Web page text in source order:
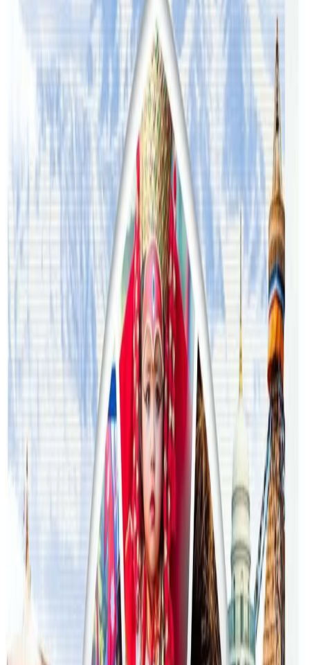
सम्बन्धित समाचार
अष्ट्रेलियामा नर्सको तलब पाँचौं पटक वृद्धि
२०२६ अगस्ट ३
अस्ट्रेलियामा विवाह घट्यो, बढ्यो सम्बन्धविच्छेद
थापाथलीबाट अष्ट्रेलियाका घरको डिजाइन
२०२६ जुलाई २७
अष्ट्रेलियामा मन्त्रालयका कर्मचारीले भ्रष्टाचार गरेको
भेटिएपछि शिक्षा मन्त्रीले दिइन् राजीनामा
२०२६ जुलाई २४
अन्तर्राष्ट्रिय विद्यार्थी आकर्षित गर्न भिक्टोरियाले बनायो
नयाँ रणनीति
२०२६ जुलाई २३
फिफा विश्वकपमा अस्ट्रेलियाको टोलीका लागि
रणनीति बनाउने नेपाली युवा
२०२६ जुलाई २३
एनपिएल अष्ट्रेलियाको पाँचौं संस्करणमा कृष्ण कार्की
सबैभन्दा महँगा खेलाडी
२०२६ जुलाई १९